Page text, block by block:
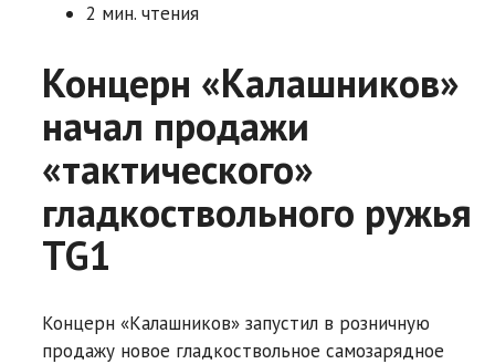
2 мин. чтения
Концерн «Калашников»
начал продажи
«тактического»
гладкоствольного ружья
TG1
Концерн «Калашников» запустил в розничную
продажу новое гладкоствольное самозарядное